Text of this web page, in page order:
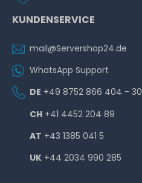
KUNDENSERVICE
mail@Servershop24.de
WhatsApp Support
DE +49 8752 866 404 - 30
CH +41 4452 204 89
AT +43 1385 041 5
UK +44 2034 990 285